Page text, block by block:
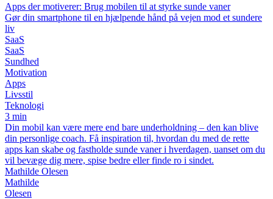
Apps der motiverer: Brug mobilen til at styrke sunde vaner
Gør din smartphone til en hjælpende hånd på vejen mod et sundere
liv
SaaS
SaaS
Sundhed
Motivation
Apps
Livsstil
Teknologi
3 min
Din mobil kan være mere end bare underholdning – den kan blive
din personlige coach. Få inspiration til, hvordan du med de rette
apps kan skabe og fastholde sunde vaner i hverdagen, uanset om du
vil bevæge dig mere, spise bedre eller finde ro i sindet.
Mathilde Olesen
Mathilde
Olesen